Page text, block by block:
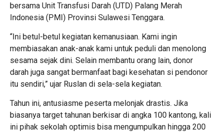
bersama Unit Transfusi Darah (UTD) Palang Merah
Indonesia (PMI) Provinsi Sulawesi Tenggara.
“Ini betul-betul kegiatan kemanusiaan. Kami ingin
membiasakan anak-anak kami untuk peduli dan menolong
sesama sejak dini. Selain membantu orang lain, donor
darah juga sangat bermanfaat bagi kesehatan si pendonor
itu sendiri,” ujar Ruslan di sela-sela kegiatan.
Tahun ini, antusiasme peserta melonjak drastis. Jika
biasanya target tahunan berkisar di angka 100 kantong, kali
ini pihak sekolah optimis bisa mengumpulkan hingga 200